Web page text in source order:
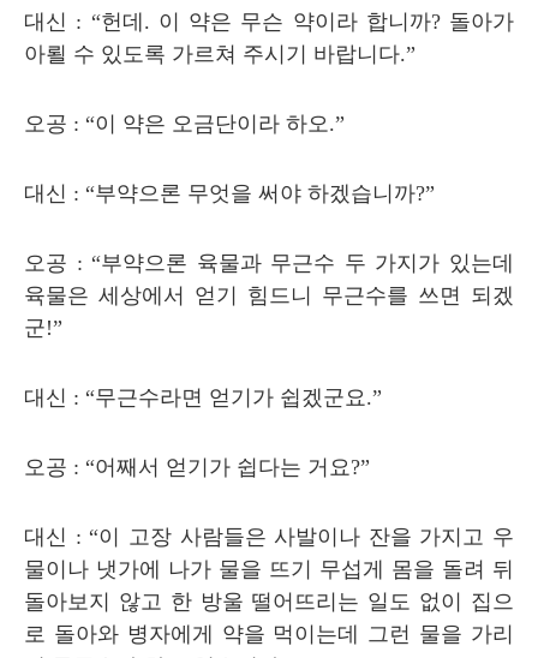
대신 : “헌데 . 이 약은 무슨 약이라 합니까? 돌아가
아뢸 수 있도록 가르쳐 주시기 바랍니다.”
오공 : “이 약은 오금단이라 하오.”
대신 : “부약으론 무엇을 써야 하겠습니까?”
오공 : “부약으론 육물과 무근수 두 가지가 있는데
육물은 세상에서 얻기 힘드니 무근수를 쓰면 되겠
군!”
대신 : “무근수라면 얻기가 쉽겠군요.”
오공 : “어째서 얻기가 쉽다는 거요?”
대신 : “이 고장 사람들은 사발이나 잔을 가지고 우
물이나 냇가에 나가 물을 뜨기 무섭게 몸을 돌려 뒤
돌아보지 않고 한 방울 떨어뜨리는 일도 없이 집으
로 돌아와 병자에게 약을 먹이는데 그런 물을 가리